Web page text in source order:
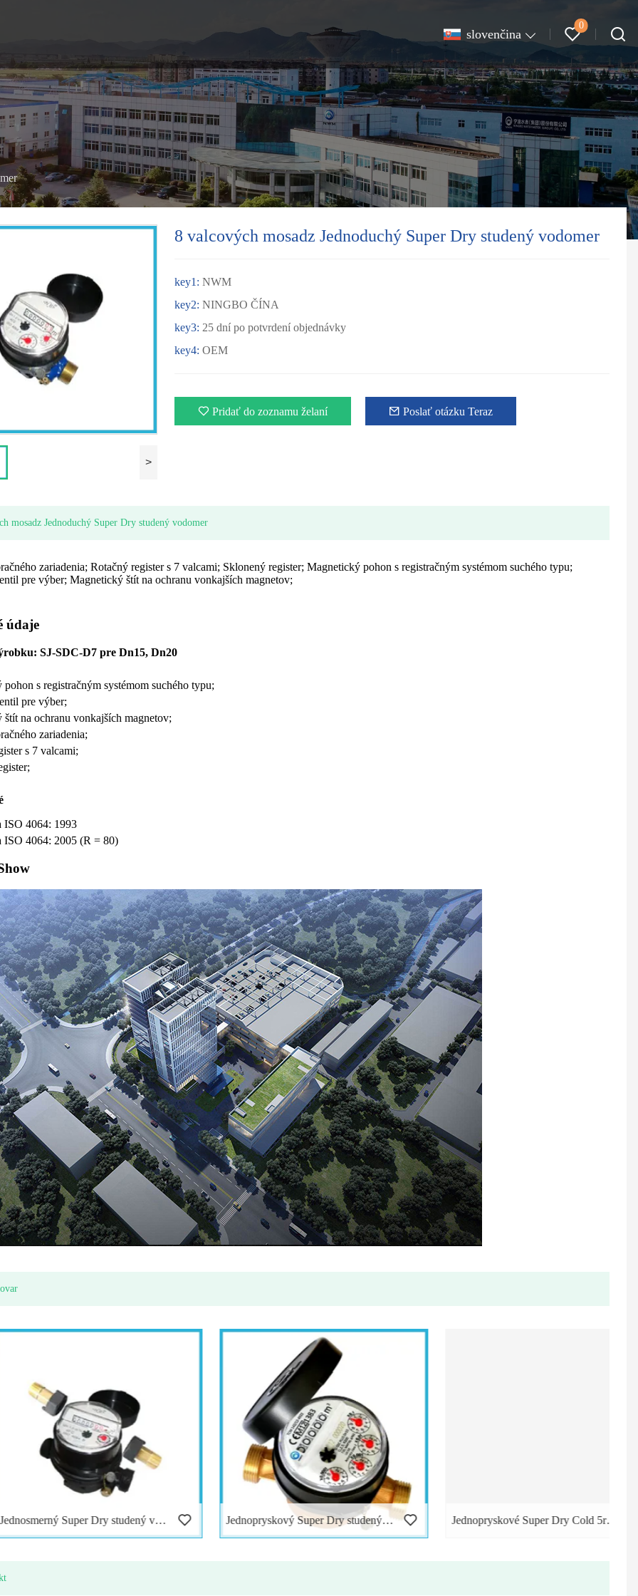
slovenčina
0
Plastový rotačný piestový vodomer Ekonomická multi jet suchý typ vodomeru (ITRON modelu) Objemový ultrazvukový vodomer
>
8 valcových mosadz Jednoduchý Super Dry studený vodomer
key1: NWM
key2: NINGBO ČÍNA
key3: 25 dní po potvrdení objednávky
key4: OEM
Pridať do zoznamu želaní Poslať otázku Teraz
mosadz Jednoduchý Super Dry studený vodomer
zariadenia; Rotačný register s 7 valcami; Sklonený register; Magnetický pohon s registračným systémom suchého typu;
pre výber; Magnetický štít na ochranu vonkajších magnetov;
údaje
SJ-SDC-D7 pre Dn15, Dn20
s registračným systémom suchého typu;
pre výber;
štít na ochranu vonkajších magnetov;
zariadenia;
s 7 valcami;
ISO 4064: 1993
ISO 4064: 2005 (R = 80)
Jednosmerný Super Dry studený vodomer z plastu Jednopryskový Super Dry studený vodomer s plastovými 5 valcami Jednopryskové Super Dry Cold 5rollerové mosadzné vodomery